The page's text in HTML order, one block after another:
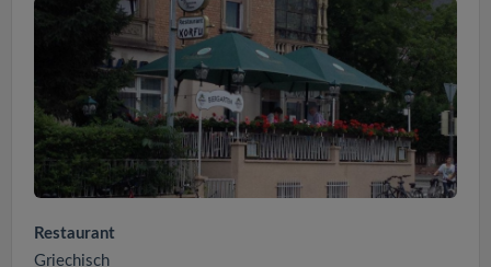
Restaurant
Griechisch